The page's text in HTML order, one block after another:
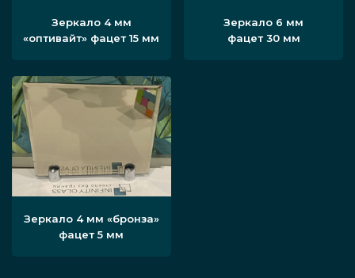
Зеркало 4 мм
«оптивайт» фацет 15 мм
Зеркало 6 мм
фацет 30 мм
Зеркало 4 мм «бронза»
фацет 5 мм